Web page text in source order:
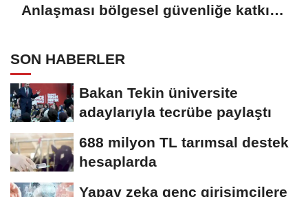
Anlaşması bölgesel güvenliğe katkı
SON HABERLER
Bakan Tekin üniversite
adaylarıyla tecrübe paylaştı
688 milyon TL tarımsal destek
hesaplarda
Yapay zeka genç girişimcilere